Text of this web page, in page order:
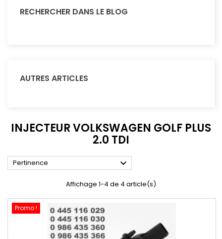
RECHERCHER DANS LE BLOG
AUTRES ARTICLES
INJECTEUR VOLKSWAGEN GOLF PLUS
2.0 TDI
Pertinence 
Affichage 1-4 de 4 article(s)
Promo !